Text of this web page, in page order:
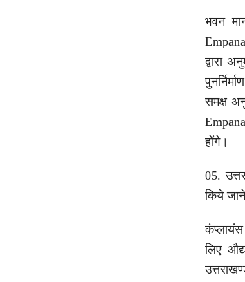
भवन
द्वारा
समक्ष
होंगे।
05.
किये
लिए